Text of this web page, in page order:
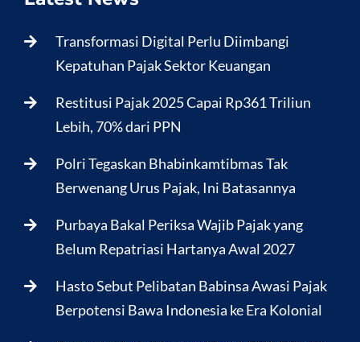
Transformasi Digital Perlu Diimbangi
Kepatuhan Pajak Sektor Keuangan
Restitusi Pajak 2025 Capai Rp361 Triliun
Lebih, 70% dari PPN
Polri Tegaskan Bhabinkamtibmas Tak
Berwenang Urus Pajak, Ini Batasannya
Purbaya Bakal Periksa Wajib Pajak yang
Belum Repatriasi Hartanya Awal 2027
Hasto Sebut Pelibatan Babinsa Awasi Pajak
Berpotensi Bawa Indonesia ke Era Kolonial